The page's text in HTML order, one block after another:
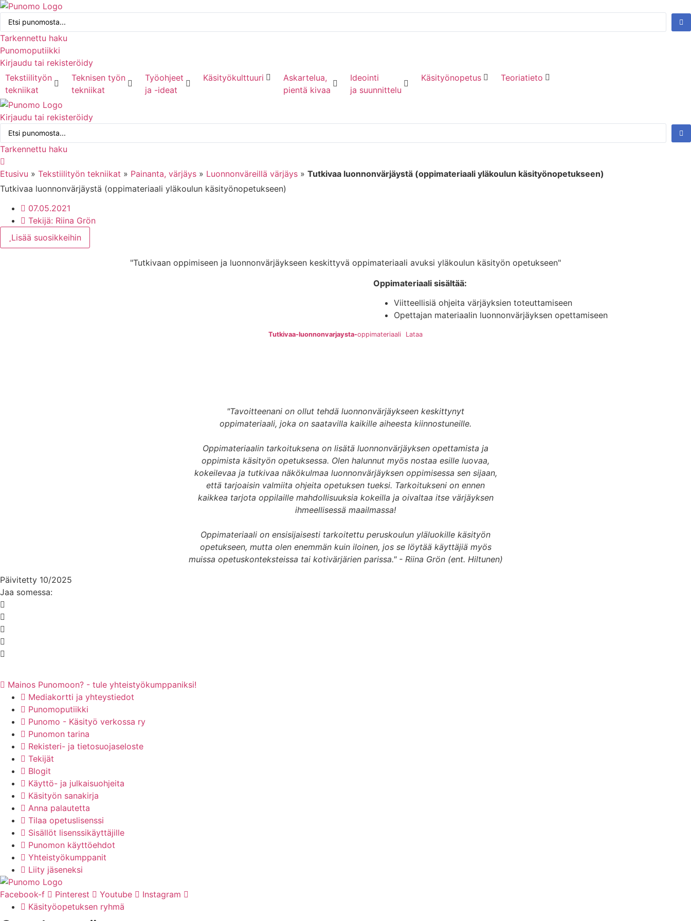
Mene
sisältöön
Search
Tarkennettu haku
Punomoputiikki
Kirjaudu tai rekisteröidy
Tekstiilityön
tekniikat
Teknisen työn
tekniikat
Työohjeet
ja -ideat
Käsityökulttuuri
Askartelua,
pientä kivaa
Ideointi
ja suunnittelu
Käsityönopetus Teoriatieto
Kirjaudu tai rekisteröidy
Search
Tarkennettu haku
Etusivu » Tekstiilityön tekniikat » Painanta, värjäys » Luonnonväreillä värjäys » Tutkivaa luonnonvärjäystä (oppimateriaali yläkoulun käsityönopetukseen)
Tutkivaa luonnonvärjäystä (oppimateriaali yläkoulun käsityönopetukseen)
07.05.2021
Tekijä: Riina Grön
Lisää suosikkeihin
"Tutkivaan oppimiseen ja luonnonvärjäykseen keskittyvä oppimateriaali avuksi yläkoulun käsityön opetukseen"
Oppimateriaali sisältää:
Viitteellisiä ohjeita värjäyksien toteuttamiseen
Opettajan materiaalin luonnonvärjäyksen opettamiseen
Tutkivaa-luonnonvarjaysta-oppimateriaali Lataa
"Tavoitteenani on ollut tehdä luonnonvärjäykseen keskittynyt
oppimateriaali, joka on saatavilla kaikille aiheesta kiinnostuneille.
Oppimateriaalin tarkoituksena on lisätä luonnonvärjäyksen opettamista ja
oppimista käsityön opetuksessa. Olen halunnut myös nostaa esille luovaa,
kokeilevaa ja tutkivaa näkökulmaa luonnonvärjäyksen oppimisessa sen sijaan,
että tarjoaisin valmiita ohjeita opetuksen tueksi. Tarkoitukseni on ennen
kaikkea tarjota oppilaille mahdollisuuksia kokeilla ja oivaltaa itse värjäyksen
ihmeellisessä maailmassa!
Oppimateriaali on ensisijaisesti tarkoitettu peruskoulun yläluokille käsityön
opetukseen, mutta olen enemmän kuin iloinen, jos se löytää käyttäjiä myös
muissa opetuskonteksteissa tai kotivärjärien parissa." - Riina Grön (ent. Hiltunen)
Päivitetty 10/2025
Jaa somessa:
Mainos Punomoon? - tule yhteistyökumppaniksi!
Mediakortti ja yhteystiedot
Punomoputiikki
Punomo - Käsityö verkossa ry
Punomon tarina
Rekisteri- ja tietosuojaseloste
Tekijät
Blogit
Käyttö- ja julkaisuohjeita
Käsityön sanakirja
Anna palautetta
Tilaa opetuslisenssi
Sisällöt lisenssikäyttäjille
Punomon käyttöehdot
Yhteistyökumppanit
Liity jäseneksi
Facebook-f Pinterest Youtube
Instagram
Käsityöopetuksen ryhmä